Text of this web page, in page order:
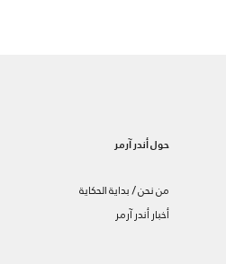
حول أندر آرمر
من نحن / بداية الحكاية
أخبار أندر آرمر